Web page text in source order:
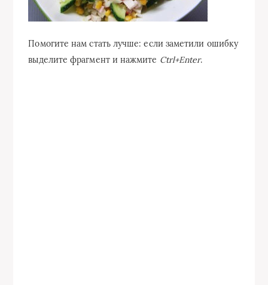
Помогите нам стать лучше: если заметили ошибку
выделите фрагмент и нажмите Ctrl+Enter.